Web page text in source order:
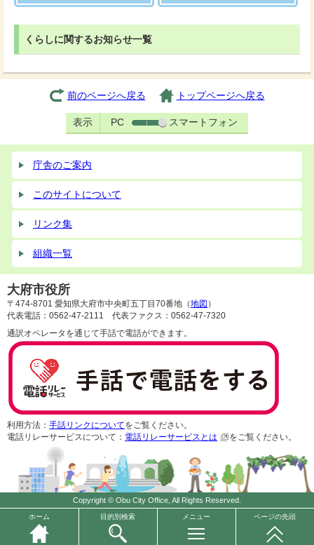
くらしに関するお知らせ一覧
前のページへ戻る トップページへ戻る
表示 PC スマートフォン
ホーム 目的別検索 メニュー ページの先頭
庁舎のご案内
このサイトについて
リンク集
組織一覧
大府市役所
〒474-8701 愛知県大府市中央町五丁目70番地（地図 ）
代表電話：0562-47-2111 代表ファクス：0562-47-7320
通訳オペレータを通じて手話で電話ができます。
利用方法： 手話リンクについてをご覧ください。
電話リレーサービスについて： 電話リレーサービスとは をご覧ください。
Copyright © Obu City Office, All Rights Reserved.